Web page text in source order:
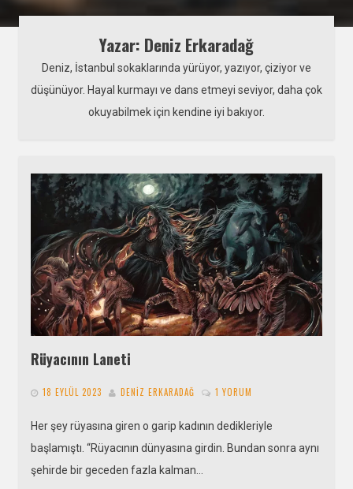
Yazar: Deniz Erkaradağ
Deniz, İstanbul sokaklarında yürüyor, yazıyor, çiziyor ve
düşünüyor. Hayal kurmayı ve dans etmeyi seviyor, daha çok
okuyabilmek için kendine iyi bakıyor.
Rüyacının Laneti
18 EYLÜL 2023 DENIZ ERKARADAĞ 1 YORUM
Her şey rüyasına giren o garip kadının dedikleriyle
başlamıştı. “Rüyacının dünyasına girdin. Bundan sonra aynı
şehirde bir geceden fazla kalman…